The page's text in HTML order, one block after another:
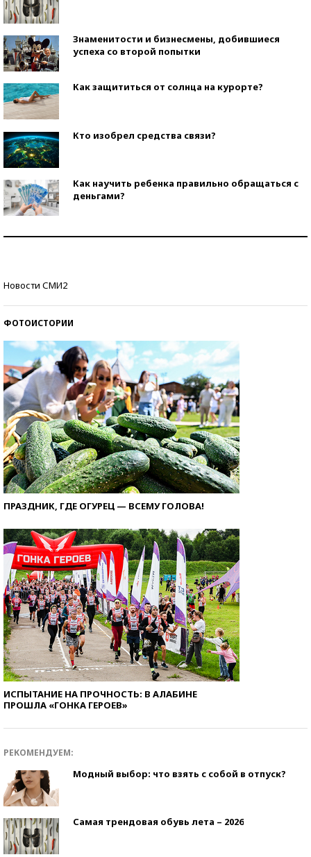
Знаменитости и бизнесмены, добившиеся
успеха со второй попытки
Как защититься от солнца на курорте?
Кто изобрел средства связи?
Как научить ребенка правильно обращаться с
деньгами?
Новости СМИ2
ФОТОИСТОРИИ
ПРАЗДНИК, ГДЕ ОГУРЕЦ — ВСЕМУ ГОЛОВА!
ИСПЫТАНИЕ НА ПРОЧНОСТЬ: В АЛАБИНЕ
ПРОШЛА «ГОНКА ГЕРОЕВ»
РЕКОМЕНДУЕМ:
Модный выбор: что взять с собой в отпуск?
Самая трендовая обувь лета – 2026